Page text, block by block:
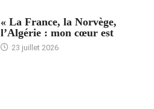
« La France, la Norvège,
l’Algérie : mon cœur est
23 juillet 2026